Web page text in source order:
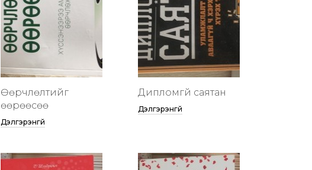
Өөрчлөлтийг
өөрөөсөө
Дэлгэрэнгүй
Дипломгүй саятан
Дэлгэрэнгүй